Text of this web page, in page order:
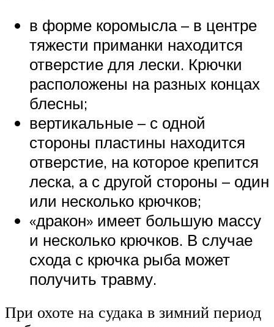
в форме коромысла – в центре
тяжести приманки находится
отверстие для лески. Крючки
расположены на разных концах
блесны;
вертикальные – с одной
стороны пластины находится
отверстие, на которое крепится
леска, а с другой стороны – один
или несколько крючков;
«дракон» имеет большую массу
и несколько крючков. В случае
схода с крючка рыба может
получить травму.
При охоте на судака в зимний период